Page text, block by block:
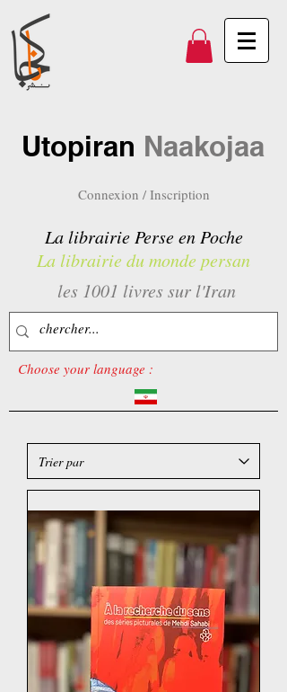
Utopiran Naakojaa
Connexion / Inscription
La librairie Perse en Poche
La librairie du monde persan
les 1001 livres sur l'Iran
Choose your language :